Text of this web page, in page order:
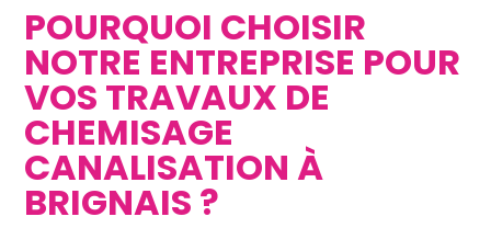
POURQUOI CHOISIR
NOTRE ENTREPRISE POUR
VOS TRAVAUX DE
CHEMISAGE
CANALISATION À
BRIGNAIS ?